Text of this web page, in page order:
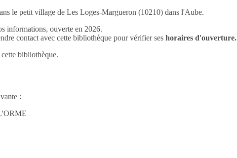
le petit village de Les Loges-Margueron (10210) dans l'Aube.
informations, ouverte en 2026.
contact avec cette bibliothèque pour vérifier ses horaires d'ouverture.
bibliothèque.
: